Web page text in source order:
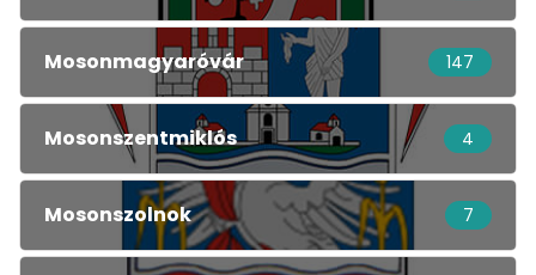
Mosonmagyaróvár 147
Mosonszentmiklós 4
Mosonszolnok 7